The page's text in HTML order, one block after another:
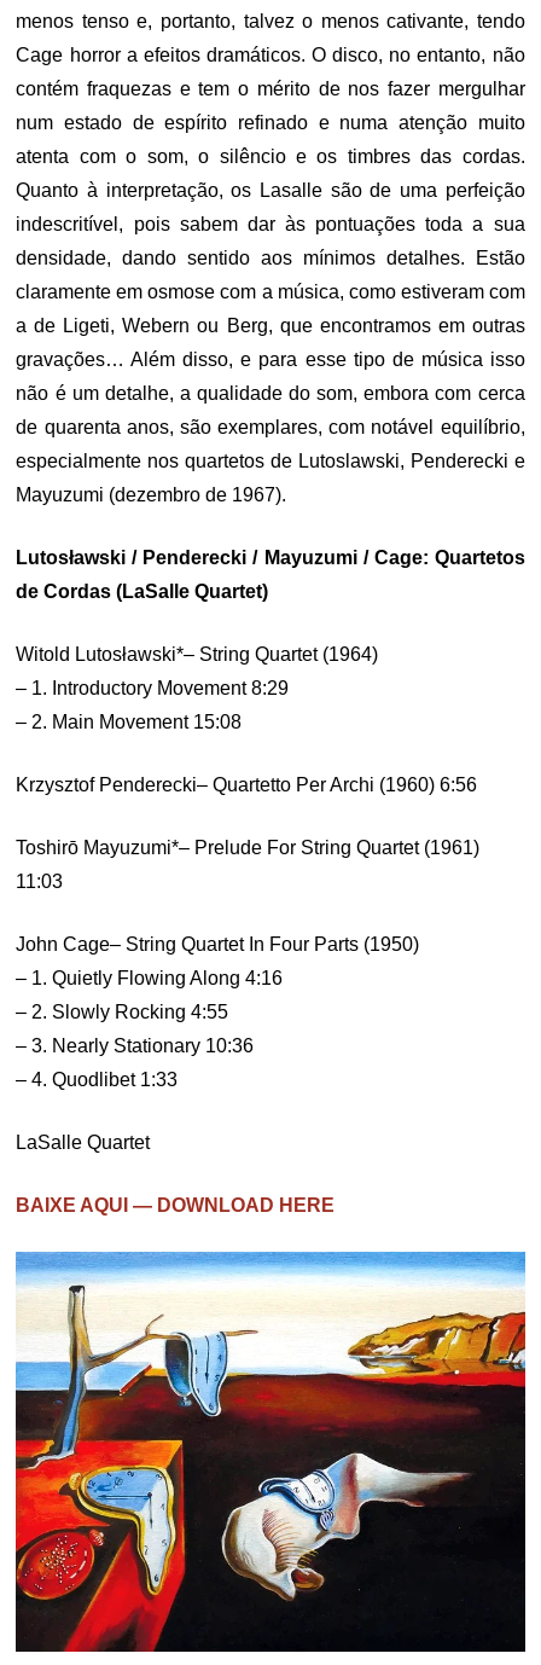
menos tenso e, portanto, talvez o menos cativante, tendo
Cage horror a efeitos dramáticos. O disco, no entanto, não
contém fraquezas e tem o mérito de nos fazer mergulhar
num estado de espírito refinado e numa atenção muito
atenta com o som, o silêncio e os timbres das cordas.
Quanto à interpretação, os Lasalle são de uma perfeição
indescritível, pois sabem dar às pontuações toda a sua
densidade, dando sentido aos mínimos detalhes. Estão
claramente em osmose com a música, como estiveram com
a de Ligeti, Webern ou Berg, que encontramos em outras
gravações… Além disso, e para esse tipo de música isso
não é um detalhe, a qualidade do som, embora com cerca
de quarenta anos, são exemplares, com notável equilíbrio,
especialmente nos quartetos de Lutoslawski, Penderecki e
Mayuzumi (dezembro de 1967).
Lutosławski / Penderecki / Mayuzumi / Cage: Quartetos
de Cordas (LaSalle Quartet)
Witold Lutosławski*– String Quartet (1964)
– 1. Introductory Movement 8:29
– 2. Main Movement 15:08
Krzysztof Penderecki– Quartetto Per Archi (1960) 6:56
Toshirō Mayuzumi*– Prelude For String Quartet (1961)
11:03
John Cage– String Quartet In Four Parts (1950)
– 1. Quietly Flowing Along 4:16
– 2. Slowly Rocking 4:55
– 3. Nearly Stationary 10:36
– 4. Quodlibet 1:33
LaSalle Quartet
BAIXE AQUI — DOWNLOAD HERE